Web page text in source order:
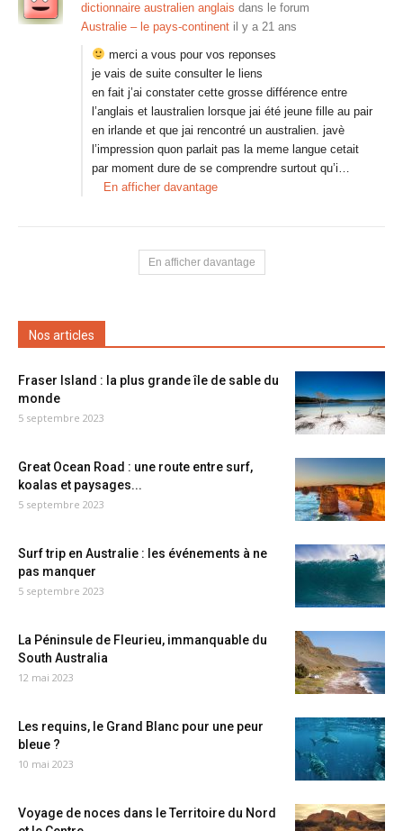
dictionnaire australien anglais dans le forum
Australie – le pays-continent il y a 21 ans
merci a vous pour vos reponses
je vais de suite consulter le liens
en fait j’ai constater cette grosse différence entre
l’anglais et laustralien lorsque jai été jeune fille au pair
en irlande et que jai rencontré un australien. javè
l’impression quon parlait pas la meme langue cetait
par moment dure de se comprendre surtout qu’i…
En afficher davantage
En afficher davantage
Nos articles
Fraser Island : la plus grande île de sable du
monde
5 septembre 2023
Great Ocean Road : une route entre surf,
koalas et paysages...
5 septembre 2023
Surf trip en Australie : les événements à ne
pas manquer
5 septembre 2023
La Péninsule de Fleurieu, immanquable du
South Australia
12 mai 2023
Les requins, le Grand Blanc pour une peur
bleue ?
10 mai 2023
Voyage de noces dans le Territoire du Nord